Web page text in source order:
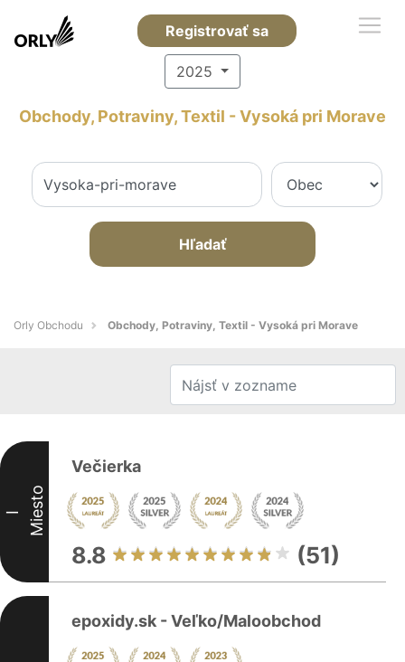
Registrovať sa
2025
Obchody, Potraviny, Textil - Vysoká pri Morave
Hľadať
Orly Obchodu Obchody, Potraviny, Textil - Vysoká pri Morave
I Miesto
Večierka
8.8 (51)
epoxidy.sk - Veľko/Maloobchod